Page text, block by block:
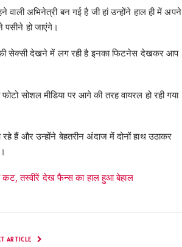
अभिनेत्री बन गई है जी हां उन्होंने हाल ही में अपने
हो जाएंगे।
सेक्सी देखने में लग रही है इनका फिटनेस देखकर आप
सोशल मीडिया पर आगे की तरह वायरल हो रही गया
हैं और उन्होंने बेहतरीन अंदाज में दोनों हाथ उठाकर
तस्वीरें देख फैन्स का हाल हुआ बेहाल
ARTICLE